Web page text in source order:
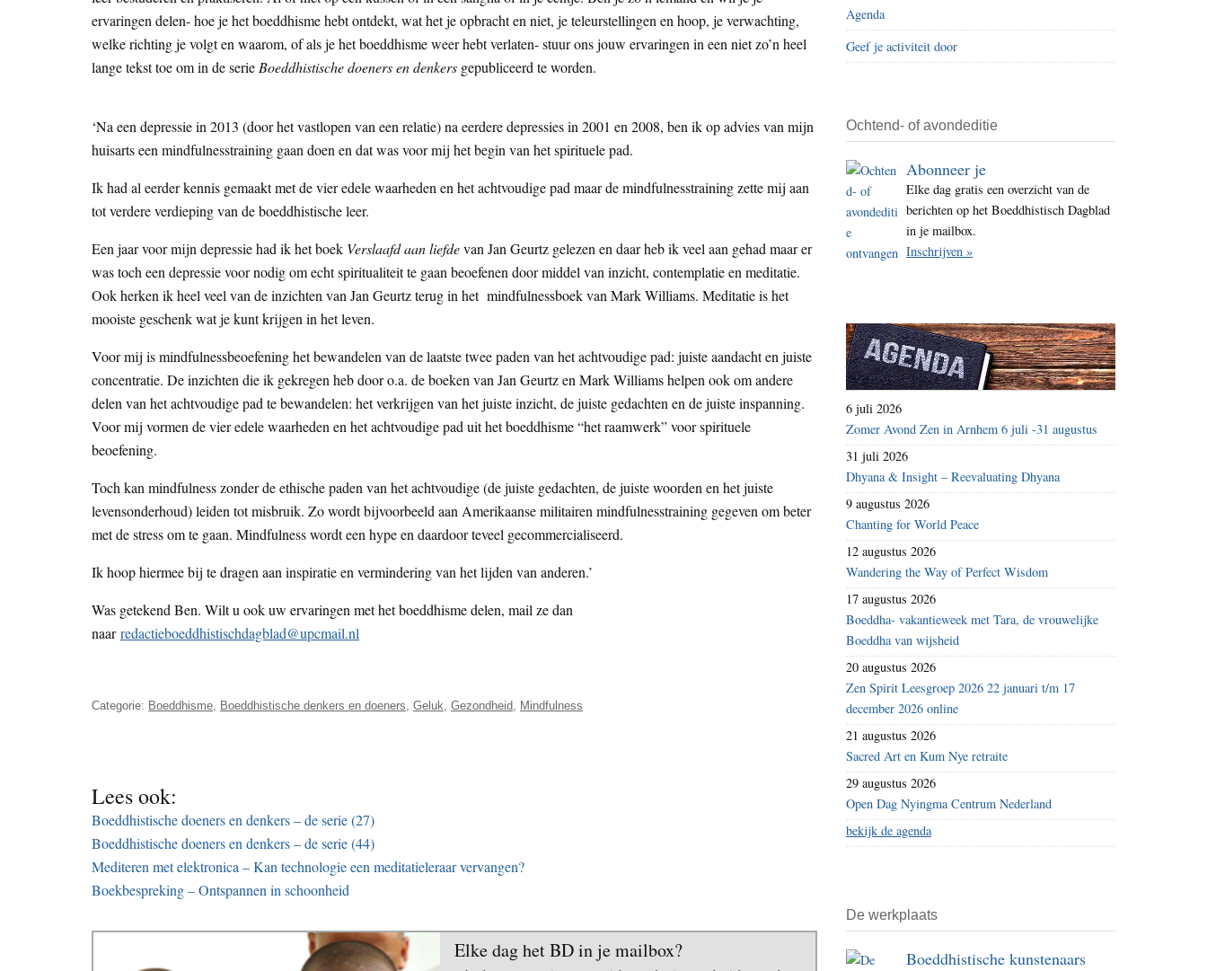
i
t
e
ervaringen delen- hoe je het boeddhisme hebt ontdekt, wat het je opbracht en niet, je teleurstellingen en hoop, je verwachting,
welke richting je volgt en waarom, of als je het boeddhisme weer hebt verlaten- stuur ons jouw ervaringen in een niet zo’n heel
lange tekst toe om in de serie Boeddhistische doeners en denkers gepubliceerd te worden.
‘Na een depressie in 2013 (door het vastlopen van een relatie) na eerdere depressies in 2001 en 2008, ben ik op advies van mijn
huisarts een mindfulnesstraining gaan doen en dat was voor mij het begin van het spirituele pad.
Ik had al eerder kennis gemaakt met de vier edele waarheden en het achtvoudige pad maar de mindfulnesstraining zette mij aan
tot verdere verdieping van de boeddhistische leer.
Een jaar voor mijn depressie had ik het boek Verslaafd aan liefdevan Jan Geurtz gelezen en daar heb ik veel aan gehad maar er
was toch een depressie voor nodig om echt spiritualiteit te gaan beoefenen door middel van inzicht, contemplatie en meditatie.
Ook herken ik heel veel van de inzichten van Jan Geurtz terug in het mindfulnessboek van Mark Williams. Meditatie is het
mooiste geschenk wat je kunt krijgen in het leven.
Voor mij is mindfulnessbeoefening het bewandelen van de laatste twee paden van het achtvoudige pad: juiste aandacht en juiste
concentratie. De inzichten die ik gekregen heb door o.a. de boeken van Jan Geurtz en Mark Williams helpen ook om andere
delen van het achtvoudige pad te bewandelen: het verkrijgen van het juiste inzicht, de juiste gedachten en de juiste inspanning.
Voor mij vormen de vier edele waarheden en het achtvoudige pad uit het boeddhisme “het raamwerk” voor spirituele
beoefening.
Toch kan mindfulness zonder de ethische paden van het achtvoudige (de juiste gedachten, de juiste woorden en het juiste
levensonderhoud) leiden tot misbruik. Zo wordt bijvoorbeeld aan Amerikaanse militairen mindfulnesstraining gegeven om beter
met de stress om te gaan. Mindfulness wordt een hype en daardoor teveel gecommercialiseerd.
Ik hoop hiermee bij te dragen aan inspiratie en vermindering van het lijden van anderen.’
Was getekend Ben. Wilt u ook uw ervaringen met het boeddhisme delen, mail ze dan
naarredactieboeddhistischdagblad@upcmail.nl
Categorie: Boeddhisme, Boeddhistische denkers en doeners, Geluk, Gezondheid, Mindfulness
Lees ook:
Boeddhistische doeners en denkers – de serie (27)
Boeddhistische doeners en denkers – de serie (44)
Mediteren met elektronica – Kan technologie een meditatieleraar vervangen?
Boekbespreking – Ontspannen in schoonheid
Elke dag het BD in je mailbox?
Agenda
Geef je activiteit door
Ochtend- of avondeditie
Abonneer je
Elke dag gratis een overzicht van de
berichten op het Boeddhistisch Dagblad
in je mailbox.
Inschrijven »
6 juli 2026
Zomer Avond Zen in Arnhem 6 juli -31 augustus
31 juli 2026
Dhyana & Insight – Reevaluating Dhyana
9 augustus 2026
Chanting for World Peace
12 augustus 2026
Wandering the Way of Perfect Wisdom
17 augustus 2026
Boeddha- vakantieweek met Tara, de vrouwelijke
Boeddha van wijsheid
20 augustus 2026
Zen Spirit Leesgroep 2026 22 januari t/m 17
december 2026 online
21 augustus 2026
Sacred Art en Kum Nye retraite
29 augustus 2026
Open Dag Nyingma Centrum Nederland
bekijk de agenda
De werkplaats
Boeddhistische kunstenaars